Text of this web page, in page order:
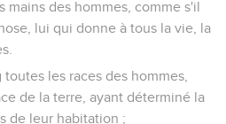
mains des hommes, comme s'il
lui qui donne à tous la vie, la
les races des hommes,
de la terre, ayant déterminé la
de leur habitation ;